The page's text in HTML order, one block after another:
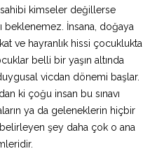
kimseler değillerse
beklenemez. İnsana, doğaya
ve hayranlık hissi çocuklukta
belli bir yaşın altında
vicdan dönemi başlar.
ki çoğu insan bu sınavı
ya da geleneklerin hiçbir
belirleyen şey daha çok o ana